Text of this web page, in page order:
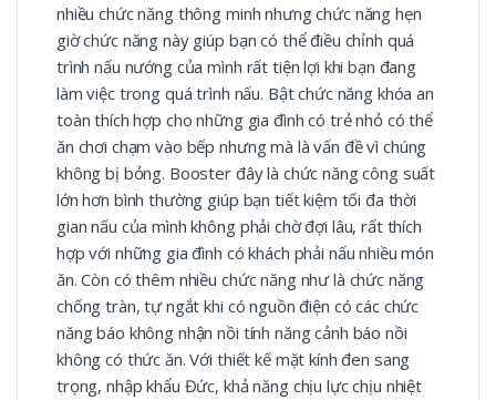
nhiều chức năng thông minh nhưng chức năng hẹn
giờ chức năng này giúp bạn có thể điều chỉnh quá
trình nấu nướng của mình rất tiện lợi khi bạn đang
làm việc trong quá trình nấu. Bật chức năng khóa an
toàn thích hợp cho những gia đình có trẻ nhỏ có thể
ăn chơi chạm vào bếp nhưng mà là vấn đề vì chúng
không bị bỏng. Booster đây là chức năng công suất
lớn hơn bình thường giúp bạn tiết kiệm tối đa thời
gian nấu của mình không phải chờ đợi lâu, rất thích
hợp với những gia đình có khách phải nấu nhiều món
ăn. Còn có thêm nhiều chức năng như là chức năng
chống tràn, tự ngắt khi có nguồn điện có các chức
năng báo không nhận nồi tính năng cảnh báo nồi
không có thức ăn. Với thiết kế mặt kính đen sang
trọng, nhập khẩu Đức, khả năng chịu lực chịu nhiệt